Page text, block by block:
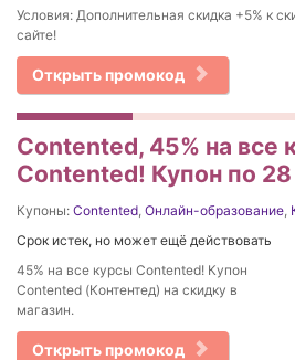
Условия: Дополнительная скидка +5% к
сайте!
Открыть промокод
Contented, 45% на все
Contented! Купон по
Купоны: Contented Онлайн-образование
Срок истек, но может ещё действовать
45% на все курсы Contented! Купон
Contented (Контентед) на скидку в
магазин.
Открыть промокод